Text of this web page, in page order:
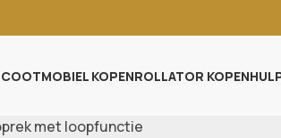
KOPENROLLATOR KOPEN
met loopfunctie